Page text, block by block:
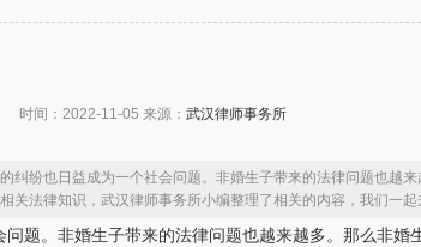
时间：2022-11-05 来源： 武汉律师事务所
纠纷也日益成为一个社会问题。非婚生子带来的法律问题也越
关法律知识，武汉律师事务所小编整理了相关的内容，我们一
题。非婚生子带来的法律问题也越来越多。那么非